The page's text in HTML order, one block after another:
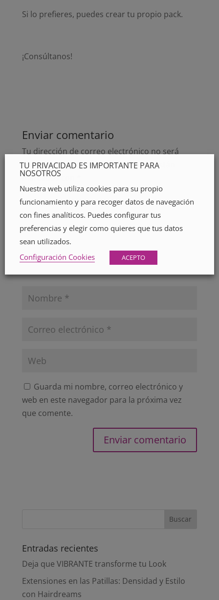
Si lo prefieres, puedes crear tu propio pack.
¡Consúltanos!
Enviar comentario
Tu dirección de correo electrónico no será
publicada. Los campos obligatorios están
marcados con
Guarda mi nombre, correo electrónico y
web en este navegador para la próxima vez
que comente.
Entradas recientes
Deja que VIBRANTE transforme tu Look
Extensiones en las Patillas: Densidad y Estilo
con Hairdreams
TU PRIVACIDAD ES IMPORTANTE PARA
NOSOTROS
Nuestra web utiliza cookies para su propio
funcionamiento y para recoger datos de navegación
con fines analíticos. Puedes configurar tus
preferencias y elegir como quieres que tus datos
sean utilizados.
Configuración Cookies
ACEPTO